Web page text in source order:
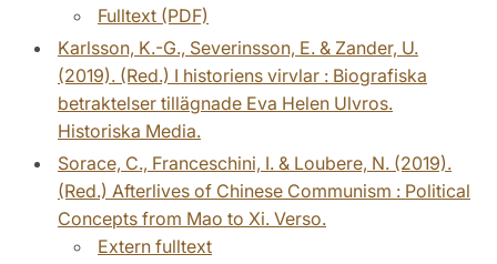
Fulltext (PDF)
Karlsson, K.-G., Severinsson, E. & Zander, U.
(2019). (Red.) I historiens virvlar : Biografiska
betraktelser tillägnade Eva Helen Ulvros.
Historiska Media.
Sorace, C., Franceschini, I. & Loubere, N. (2019).
(Red.) Afterlives of Chinese Communism : Political
Concepts from Mao to Xi. Verso.
Extern fulltext